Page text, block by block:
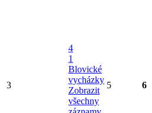
3
4
1
Blovické
vycházky
Zobrazit
všechny
5 6